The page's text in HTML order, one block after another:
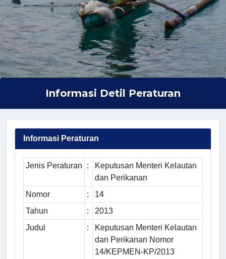
Informasi Detil Peraturan
Informasi Peraturan
Jenis Peraturan :
Keputusan Menteri Kelautan
dan Perikanan
Nomor
:
14
Tahun
:
2013
Judul
:
Keputusan Menteri Kelautan
dan Perikanan Nomor
14/KEPMEN-KP/2013